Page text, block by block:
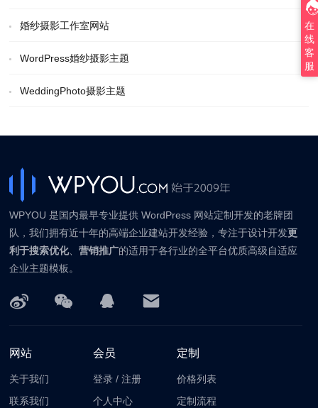
婚纱摄影工作室网站
WordPress婚纱摄影主题
WeddingPhoto摄影主题
WPYOU 是国内最早专业提供 WordPress 网站定制开发的老牌团
队，我们拥有近十年的高端企业建站开发经验，专注于设计开发更
利于搜索优化、营销推广的适用于各行业的全平台优质高级自适应
企业主题模板。
网站
关于我们
联系我们
会员
登录 /注册
个人中心
定制
价格列表
定制流程
在
线
客
服